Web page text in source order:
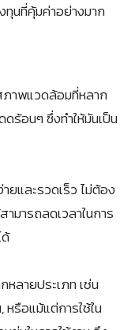
นที่คุ้มค่าอย่างมาก
าพแวดล้อมที่หลาก
ร้อนๆ ซึ่งทำให้มันเป็น
ยและรวดเร็ว ไม่ต้อง
มารถลดเวลาในการ
ลายประเภท เช่น
หรือแม้แต่การใช้ใน